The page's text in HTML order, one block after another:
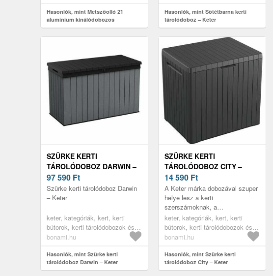
Hasonlók, mint Metszőolló 21
alumínium kínálódobozos
(12db/doboz)
Hasonlók, mint Sötétbarna kerti
tárolódoboz – Keter
SZÜRKE KERTI
TÁROLÓDOBOZ DARWIN –
KETER
97 590 Ft
Szürke kerti tárolódoboz Darwin
– Keter
keter, kategóriák, kert, kerti
bútorok, kerti tárolódobozok és
szekrények, kerti dobozok
bonami.hu
Hasonlók, mint Szürke kerti
tárolódoboz Darwin – Keter
SZÜRKE KERTI
TÁROLÓDOBOZ CITY –
KETER
14 590 Ft
A Keter márka dobozával szuper
helye lesz a kerti
szerszámoknak, a
locsolótömlőknek vagy akár a
kültéri bútoroknak is. Menedéket
nyújt mindannak, a...
keter, kategóriák, kert, kerti
bútorok, kerti tárolódobozok és
szekrények, kerti dobozok
bonami.hu
Hasonlók, mint Szürke kerti
tárolódoboz City – Keter